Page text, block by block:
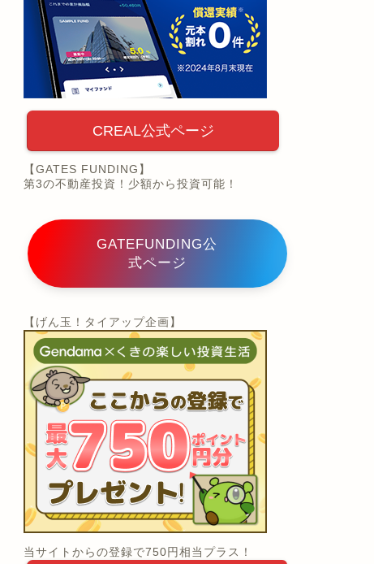
CREAL公式ページ
【GATES FUNDING】
第3の不動産投資！少額から投資可能！
GATEFUNDING公
式ページ
【げん玉！タイアップ企画】
当サイトからの登録で750円相当プラス！